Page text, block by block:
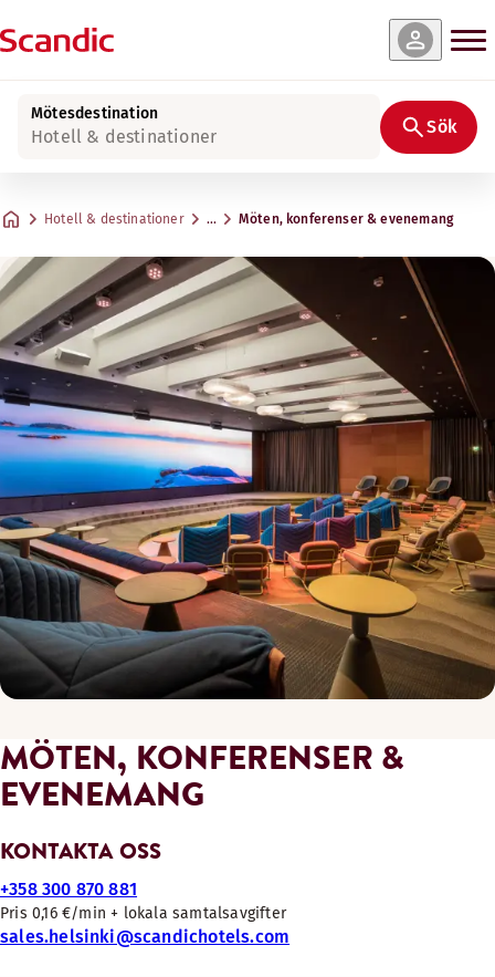
Mötesdestination
Hotell & destinationer Sök
Hotell & destinationer … Möten, konferenser & evenemang
MÖTEN, KONFERENSER &
EVENEMANG
KONTAKTA OSS
+358 300 870 881
Pris 0,16 €/min + lokala samtalsavgifter
sales.helsinki@scandichotels.com